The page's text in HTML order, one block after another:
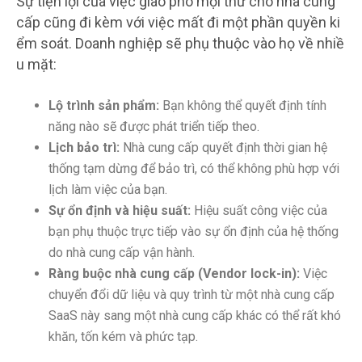
cấp cũng đi kèm với việc mất đi một phần quyền ki
ểm soát. Doanh nghiệp sẽ phụ thuộc vào họ về nhiề
u mặt:
Lộ trình sản phẩm: Bạn không thể quyết định tính
năng nào sẽ được phát triển tiếp theo.
Lịch bảo trì: Nhà cung cấp quyết định thời gian hệ
thống tạm dừng để bảo trì, có thể không phù hợp với
lịch làm việc của bạn.
Sự ổn định và hiệu suất: Hiệu suất công việc của
bạn phụ thuộc trực tiếp vào sự ổn định của hệ thống
do nhà cung cấp vận hành.
Ràng buộc nhà cung cấp (Vendor lock-in): Việc
chuyển đổi dữ liệu và quy trình từ một nhà cung cấp
SaaS này sang một nhà cung cấp khác có thể rất khó
khăn, tốn kém và phức tạp.